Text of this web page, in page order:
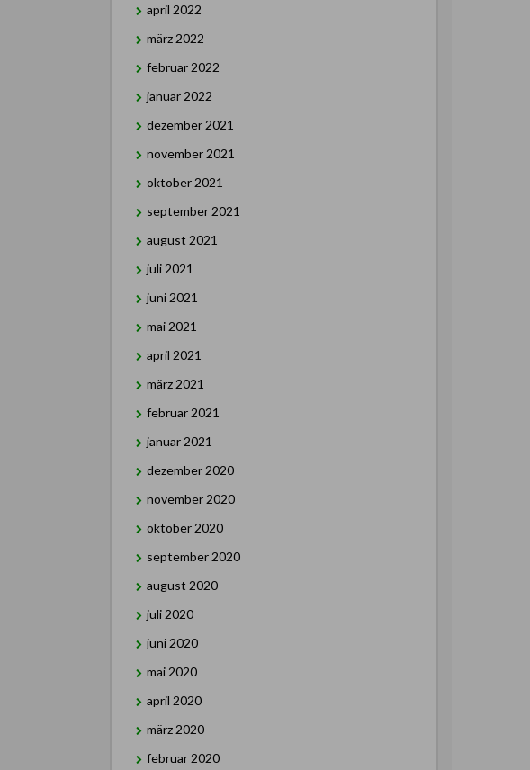
april 2022
märz 2022
februar 2022
januar 2022
dezember 2021
november 2021
oktober 2021
september 2021
august 2021
juli 2021
juni 2021
mai 2021
april 2021
märz 2021
februar 2021
januar 2021
dezember 2020
november 2020
oktober 2020
september 2020
august 2020
juli 2020
juni 2020
mai 2020
april 2020
märz 2020
februar 2020